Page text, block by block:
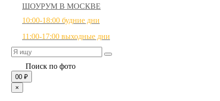
ШОУРУМ В МОСКВЕ
10:00-18:00 будние дни
11:00-17:00 выходные дни
Поиск по фото
00 ₽
×